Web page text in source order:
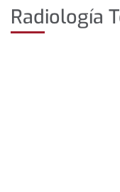
Radiología